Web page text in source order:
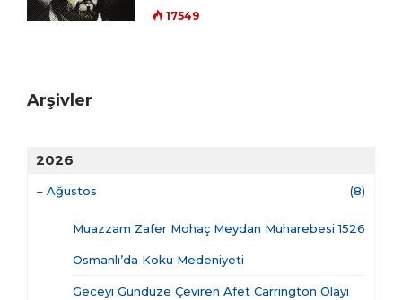
17549
Arşivler
2026
– Ağustos (8)
Muazzam Zafer Mohaç Meydan Muharebesi 1526
Osmanlı’da Koku Medeniyeti
Geceyi Gündüze Çeviren Afet Carrington Olayı